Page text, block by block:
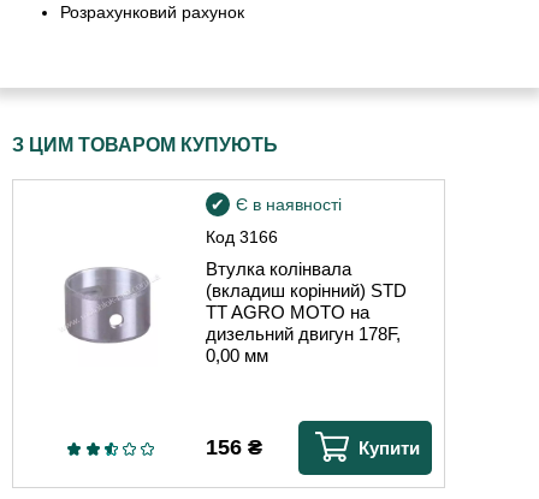
Розрахунковий рахунок
З ЦИМ ТОВАРОМ КУПУЮТЬ
Код 3166
Є в наявності
Втулка колінвала
(вкладиш корінний) STD
TT AGRO MOTO на
дизельний двигун 178F,
0,00 мм
156 ₴ Купити